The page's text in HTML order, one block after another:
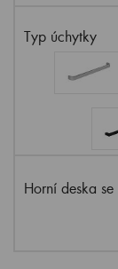
Typ úchytky
Horní deska se